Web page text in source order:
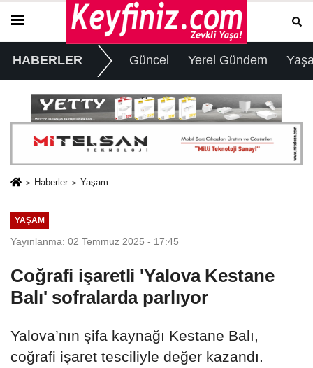
HABERLER Güncel Yerel Gündem
Haberler Yaşam
YAŞAM
Yayınlanma: 02 Temmuz 2025 - 17:45
Coğrafi işaretli 'Yalova Kestane
Balı' sofralarda parlıyor
Yalova’nın şifa kaynağı Kestane Balı,
coğrafi işaret tesciliyle değer kazandı.